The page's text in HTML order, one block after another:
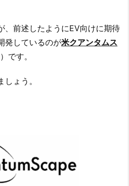
、前述したようにEV向けに期待
発しているのが米クアンタムス
です。
ょう。